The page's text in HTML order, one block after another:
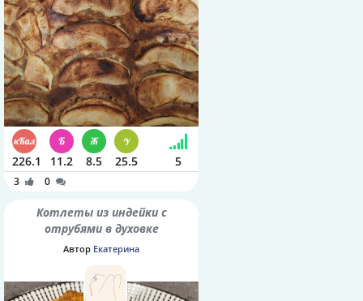
226.1 11.2 8.5 25.5 5
3 0
Котлеты из индейки с
отрубями в духовке
Автор Екатерина